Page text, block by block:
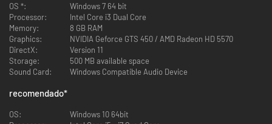
more. It comes in PDF format in the following directory.
Steam\steamapps\common\Dave the Diver\DAVE THE DIVER ArtBook
Soundtrack
Let the soundtrack of Dave the Diver remind of your exploration in the
Blue Hole (92 soundtracks in total). The tracklist is available in English
Check the audio files in the SOUNDTRACKS section of your LIBRARY
Track List
OS *:
Windows 7 64 bit
Processor:
Intel Core i3 Dual Core
Memory:
8 GB RAM
Graphics:
NVIDIA Geforce GTS 450 / AMD Radeon HD 5570
DirectX:
Version 11
Storage:
500 MB available space
Sound Card:
Windows Compatible Audio Device
recomendado*
OS:
Windows 10 64bit